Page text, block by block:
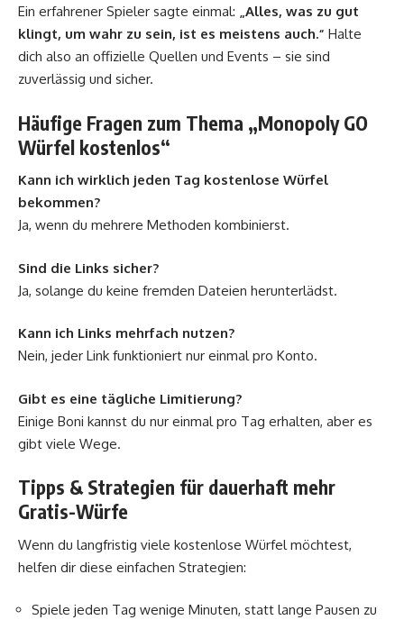
Ein erfahrener Spieler sagte einmal: „Alles, was zu gut
klingt, um wahr zu sein, ist es meistens auch.“ Halte
dich also an offizielle Quellen und Events – sie sind
zuverlässig und sicher.
Häufige Fragen zum Thema „Monopoly GO
Würfel kostenlos“
Kann ich wirklich jeden Tag kostenlose Würfel
bekommen?
Ja, wenn du mehrere Methoden kombinierst.
Sind die Links sicher?
Ja, solange du keine fremden Dateien herunterlädst.
Kann ich Links mehrfach nutzen?
Nein, jeder Link funktioniert nur einmal pro Konto.
Gibt es eine tägliche Limitierung?
Einige Boni kannst du nur einmal pro Tag erhalten, aber es
gibt viele Wege.
Tipps & Strategien für dauerhaft mehr
Gratis-Würfe
Wenn du langfristig viele kostenlose Würfel möchtest,
helfen dir diese einfachen Strategien:
Spiele jeden Tag wenige Minuten, statt lange Pausen zu